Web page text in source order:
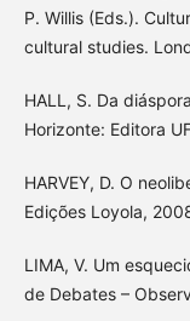
P. Willis (Eds.).
cultural studies.
HALL, S. Da
Horizonte: Editora
HARVEY, D. O
Edições Loyola,
LIMA, V. Um
de Debates –